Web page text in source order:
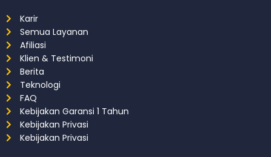
Karir
Semua Layanan
Afiliasi
Klien & Testimoni
Berita
Teknologi
FAQ
Kebijakan Garansi 1 Tahun
Kebijakan Privasi
Kebijakan Privasi